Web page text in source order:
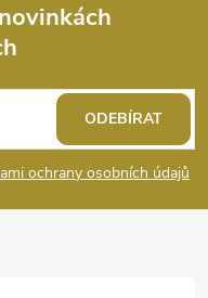
ochrany osobních údajů
ODEBÍRAT